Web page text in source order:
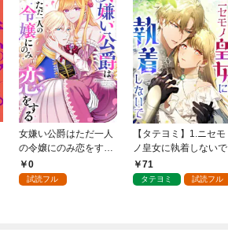
女嫌い公爵はただ一人
の令嬢にのみ恋をする
（分冊版）第１話
0
試読フル
【タテヨミ】1.ニセモ
ノ皇女に執着しないで
71
タテヨミ 試読フル